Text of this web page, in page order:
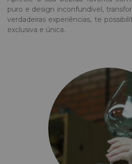
puro e design inconfundível,
verdadeiras experiências, te
exclusiva e única.